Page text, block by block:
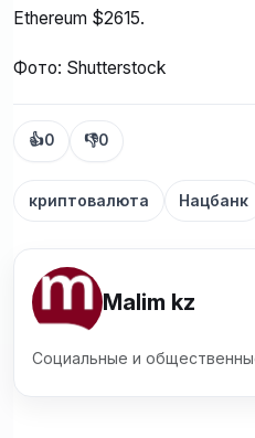
Ethereum $2615.
Фото: Shutterstock
👍0 👎0
криптовалюта Нацбанк
Malim kz
Социальные и